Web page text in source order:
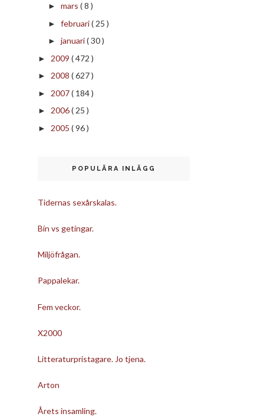
► mars ( 8 )
► februari( 25 )
► januari( 30 )
► 2009 ( 472 )
► 2008 ( 627 )
► 2007( 184 )
► 2006( 25 )
► 2005 ( 96 )
POPULÄRA INLÄGG
Tidernas sexårskalas.
Bin vs getingar.
Miljöfrågan.
Pappalekar.
Fem veckor.
X2000
Litteraturpristagare. Jo tjena.
Arton
Årets insamling.